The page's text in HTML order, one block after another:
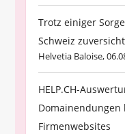
Trotz einiger
Schweiz
Helvetia Baloise,
HELP.CH-
Domainendungen
Firmenwebsites